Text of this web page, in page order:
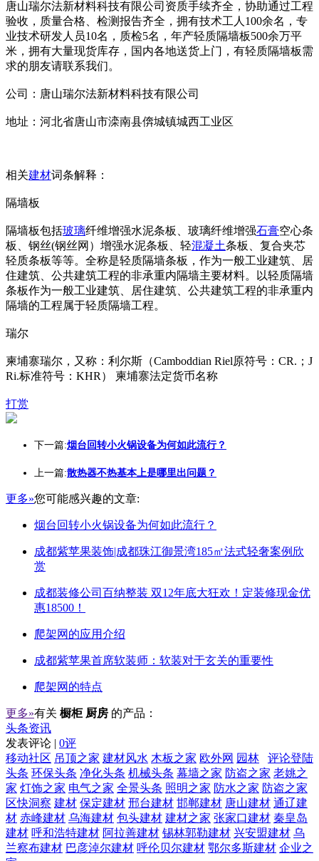
唐山瑞尔法新材料科技有限公司资质手续齐全，协助通过工程
验收，质量合格、检测报告齐全，拥有技术工人100余名，专
业技术研发人员10名，质检5名，年产轻质隔墙板500余万平
米，拥有大量现货库存，国内各地送货上门，有轻质隔墙板需
求的朋友请联系我们。
公司：唐山瑞尔法新材料科技有限公司
地址：河北省唐山市滦南县倴城镇城西工业区
相关建材词条解释：
隔墙板
隔墙板包括玻璃纤维增强水泥条板、玻璃纤维增强石膏空心条
板、钢丝(钢丝网）增强水泥条板、轻混凝土条板、复合夹芯
轻质条板等等。全称是轻质隔墙条板，作为一般工业建筑、居
住建筑、公共建筑工程的非承重内隔墙主要材料。以轻质隔墙
条板作为一般工业建筑、居住建筑、公共建筑工程的非承重内
隔墙的工程属于轻质隔墙工程。
瑞尔
柬埔寨瑞尔，又称：利尔斯（Camboddian Riel原符号：CR.；J
Ri.标准符号：KHR） 柬埔寨法定货币名称
打赏
下一篇:烟台回转小火锅设备为何如此流行？
上一篇:散热器不热基本上是哪里出问题？
更多»您可能感兴趣的文章:
烟台回转小火锅设备为何如此流行？
成都紫苹果装饰|成都珠江御景湾185㎡法式轻奢案例欣
赏
成都装修公司百纳整装 双12年底大狂欢！定装修现金优
惠18500！
爬架网的应用介绍
成都紫苹果首席软装师：软装对于玄关的重要性
爬架网的特点
更多»有关 橱柜 厨房 的产品：
头条资讯
发表评论 | 0评
评论登陆
移动社区 吊顶之家 建材风水 木板之家 欧外网 园林
头条 环保头条 净化头条 机械头条 幕墙之家 防盗之家 老姚之
家 灯饰之家 电气之家 全景头条 照明之家 防水之家 防盗之家
区快洞察 建材 保定建材 邢台建材 邯郸建材 唐山建材 通辽建
材 赤峰建材 乌海建材 包头建材 建材之家 张家口建材 秦皇岛
建材 呼和浩特建材 阿拉善建材 锡林郭勒建材 兴安盟建材 乌
兰察布建材 巴彦淖尔建材 呼伦贝尔建材 鄂尔多斯建材 企业之